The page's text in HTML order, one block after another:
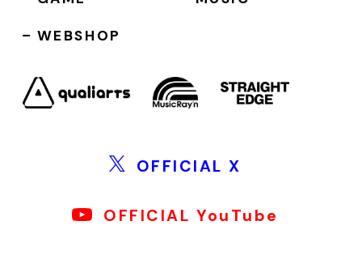
WEBSHOP
OFFICIAL X
OFFICIAL YouTube